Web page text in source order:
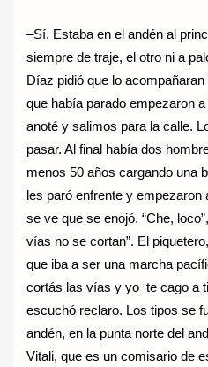
–Sí. Estaba en el andén al
siempre de traje, el otro ni a
Díaz pidió que lo
que había parado empezaron
anoté y salimos para la calle.
pasar. Al final había dos
menos 50 años cargando una
les paró enfrente y empezaron
se ve que se enojó. “Che,
vías no se cortan”. El
que iba a ser una marcha
cortás las vías y yo te cago a
escuchó reclaro. Los tipos se
andén, en la punta norte del
Vitali, que es un comisario de